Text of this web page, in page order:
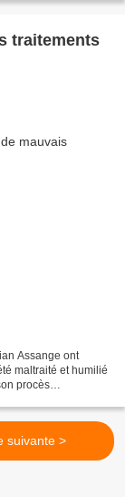
traitements
Assange ont
maltraité et humilié
procès
suivante >